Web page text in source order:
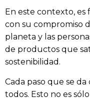
En este contexto,
con su compromiso
planeta y las
de productos que
sostenibilidad.
Cada paso que se
todos. Esto no es